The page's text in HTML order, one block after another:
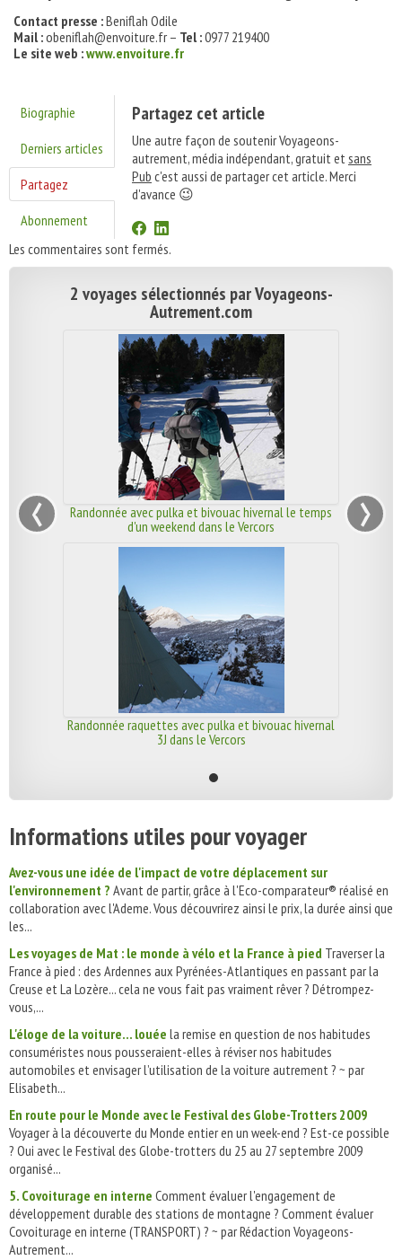
Contact presse :Beniflah Odile
Mail :obeniflah@envoiture.fr – Tel :0977 219400
Le site web :www.envoiture.fr
Biographie
Derniers articles
Partagez
Abonnement
Partagez cet article
Une autre façon de soutenir Voyageons-
autrement, média indépendant, gratuit etsans
Pub c'est aussi de partager cet article. Merci
d'avance 😉
Les commentaires sont fermés.
2 voyages sélectionnés par Voyageons-
Autrement.com
Randonnée avec pulka et bivouac hivernal le temps
d'un weekend dans le Vercors
Randonnée raquettes avec pulka et bivouac hivernal
3J dans le Vercors
‹ ›
Informations utiles pour voyager
Avez-vous une idée de l'impact de votre déplacement sur
l'environnement ? Avant de partir, grâce à l'Eco-comparateur® réalisé en
collaboration avec l'Ademe. Vous découvrirez ainsi le prix, la durée ainsi que
les...
Les voyages de Mat : le monde à vélo et la France à pied Traverser la
France à pied : des Ardennes aux Pyrénées-Atlantiques en passant par la
Creuse et La Lozère... cela ne vous fait pas vraiment rêver ? Détrompez-
vous,...
L'éloge de la voiture... louée la remise en question de nos habitudes
consuméristes nous pousseraient-elles à réviser nos habitudes
automobiles et envisager l’utilisation de la voiture autrement ? ~ par
Elisabeth...
En route pour le Monde avec le Festival des Globe-Trotters 2009
Voyager à la découverte du Monde entier en un week-end ? Est-ce possible
? Oui avec le Festival des Globe-trotters du 25 au 27 septembre 2009
organisé...
5. Covoiturage en interne Comment évaluer l'engagement de
développement durable des stations de montagne ? Comment évaluer
Covoiturage en interne (TRANSPORT) ? ~ par Rédaction Voyageons-
Autrement...